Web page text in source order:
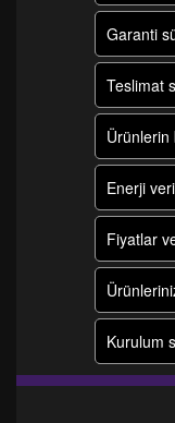
Garanti
Teslimat
Ürünlerin
Enerji
Fiyatlar
Kurulum